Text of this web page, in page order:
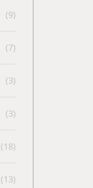
(9)
(7)
(3)
(3)
(18)
(13)